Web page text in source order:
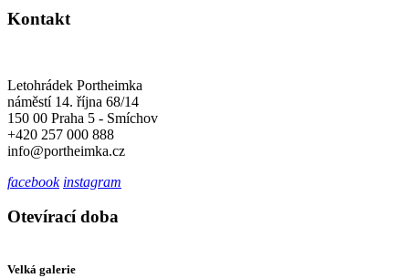
Kontakt
Letohrádek Portheimka
náměstí 14. října 68/14
150 00 Praha 5 - Smíchov
+420 257 000 888
info@portheimka.cz
facebook instagram
Otevírací doba
Velká galerie